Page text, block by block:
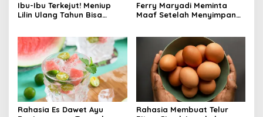
Ibu-Ibu Terkejut! Meniup
Lilin Ulang Tahun Bisa
Ferry Maryadi Meminta
Maaf Setelah Menyimpan
Rahasia Es Dawet Ayu
Rahasia Membuat Telur